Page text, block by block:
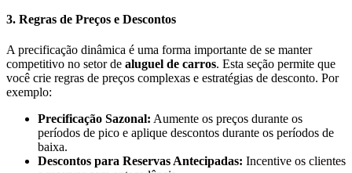
3. Regras de Preços e Descontos
A precificação dinâmica é uma forma importante de se manter
competitivo no setor de aluguel de carros. Esta seção permite que
você crie regras de preços complexas e estratégias de desconto. Por
exemplo:
Precificação Sazonal: Aumente os preços durante os
períodos de pico e aplique descontos durante os períodos de
baixa.
Descontos para Reservas Antecipadas: Incentive os clientes